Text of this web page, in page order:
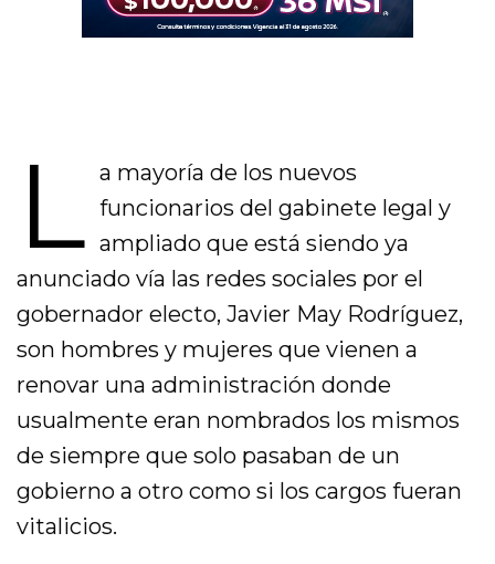
L a mayoría de los nuevos
funcionarios del gabinete legal y
ampliado que está siendo ya
anunciado vía las redes sociales por el
gobernador electo, Javier May Rodríguez,
son hombres y mujeres que vienen a
renovar una administración donde
usualmente eran nombrados los mismos
de siempre que solo pasaban de un
gobierno a otro como si los cargos fueran
vitalicios.